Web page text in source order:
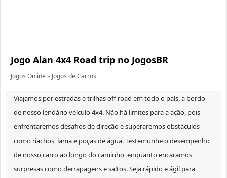
Jogo Alan 4x4 Road trip no JogosBR
Jogos Online» Jogos de Carros
Viajamos por estradas e trilhas off road em todo o país, a bordo
de nosso lendário veículo 4x4. Não há limites para a ação, pois
enfrentaremos desafios de direção e superaremos obstáculos
como riachos, lama e poças de água. Testemunhe o desempenho
de nosso carro ao longo do caminho, enquanto encaramos
surpresas como derrapagens e saltos. Seja rápido e ágil para